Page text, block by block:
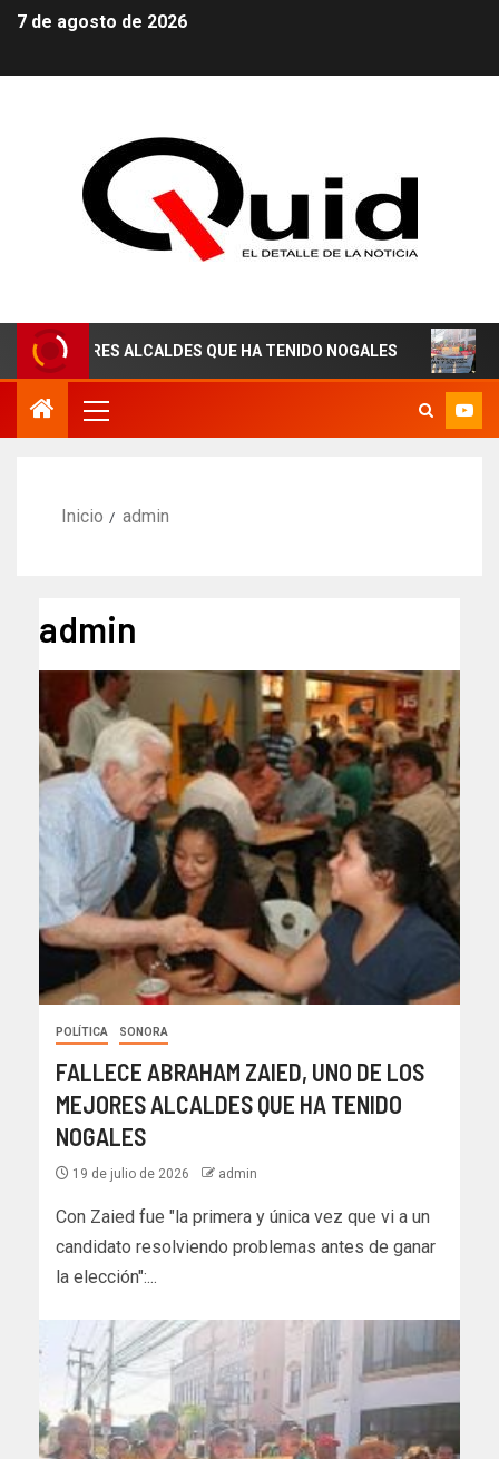
7 de agosto de 2026
ALCALDES QUE HA TENIDO NOGALES ¡AGUAS
Inicio admin
admin
POLÍTICA SONORA
FALLECE ABRAHAM ZAIED, UNO DE LOS
MEJORES ALCALDES QUE HA TENIDO
NOGALES
19 de julio de 2026 admin
Con Zaied fue "la primera y única vez que vi a un
candidato resolviendo problemas antes de ganar
la elección":...